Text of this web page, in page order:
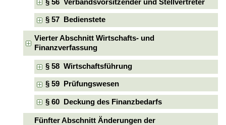
§ 56 Verbandsvorsitzender und Stellvertreter
§ 57 Bedienstete
Vierter Abschnitt Wirtschafts- und
Finanzverfassung
§ 58 Wirtschaftsführung
§ 59 Prüfungswesen
§ 60 Deckung des Finanzbedarfs
Fünfter Abschnitt Änderungen der